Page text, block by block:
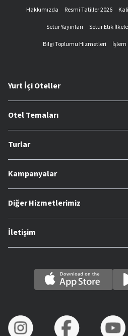
Hakkımızda Resmi Tatiller 2026
Setur Yayınları
Setur Etik
Bilgi Toplumu Hizmetleri
İşlem
Yurt İçi Oteller
Otel Temaları
Turlar
Kampanyalar
Diğer Hizmetlerimiz
İletişim